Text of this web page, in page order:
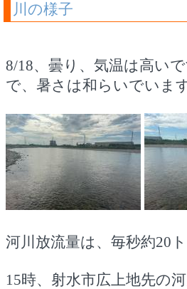
川の様子
8/18、曇り、気温は高い
で、暑さは和らいでいま
河川放流量は、毎秒約20
15時、射水市広上地先の